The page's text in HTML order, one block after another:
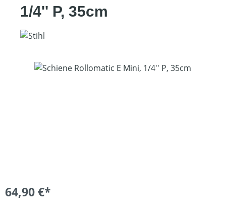
1/4'' P, 35cm
Bildergalerie überspringen
64,90 €*